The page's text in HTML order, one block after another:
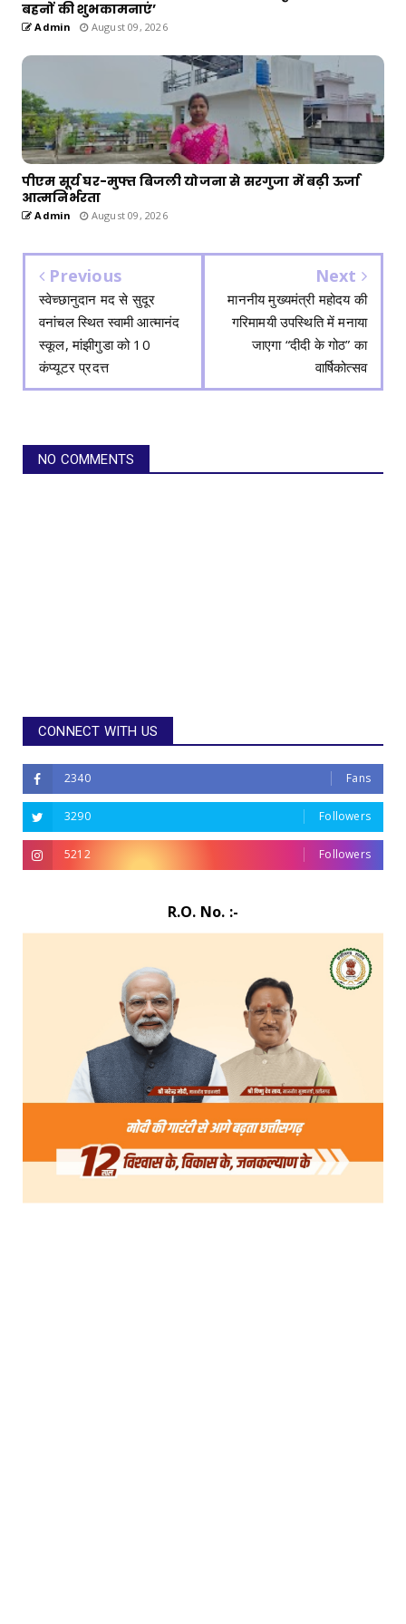
बहनों की शुभकामनाएं’
Admin August 09, 2026
पीएम सूर्य घर-मुफ्त बिजली योजना से सरगुजा में बढ़ी ऊर्जा
आत्मनिर्भरता
Admin August 09, 2026
Previous
स्वेच्छानुदान मद से सुदूर
वनांचल स्थित स्वामी आत्मानंद
स्कूल, मांझीगुडा को 10
कंप्यूटर प्रदत्त
Next
माननीय मुख्यमंत्री महोदय की
गरिमामयी उपस्थिति में मनाया
जाएगा “दीदी के गोठ” का
वार्षिकोत्सव
NO COMMENTS
CONNECT WITH US
2340 Fans
3290 Followers
5212 Followers
R.O. No. :-